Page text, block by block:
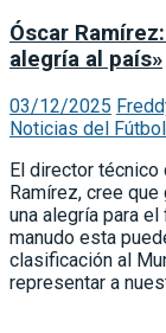
Óscar
alegría al país»
03/12/2025
Noticias del
El director técnico
Ramírez, cree que
una alegría para
manudo esta
clasificación al
representar a